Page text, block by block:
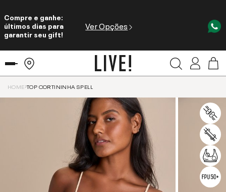
Compre e ganhe:
últimos dias para
garantir seu gift!
Ver Opções
HOME TOP CORTININHA SPELL